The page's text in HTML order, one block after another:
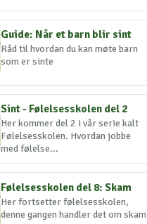
Guide: Når et barn blir sint
Råd til hvordan du kan møte barn
som er sinte
Sint - Følelsesskolen del 2
Her kommer del 2 i vår serie kalt
Følelsesskolen. Hvordan jobbe
med følelse...
Følelsesskolen del 8: Skam
Her fortsetter følelsesskolen,
denne gangen handler det om skam